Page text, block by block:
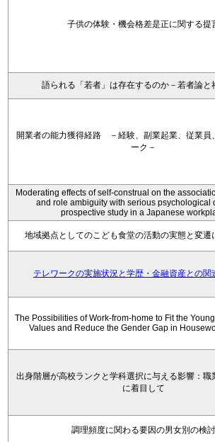
子供の体験・機会格差是正に関する提
語られる「若者」は存在するのか－若者論と
開業者の能力獲得経路 －経験、副業起業、従業員
ーク－
Moderating effects of self-construal on the
and role ambiguity with serious psychological
prospective study in a Japanese
地域拠点としてのこども食堂の活動の実態と変遷
テレワークの実施状況と学歴・金融資産との関
The Possibilities of Work-from-home to Fit the
Values and Reduce the Gender Gap in
出身階層が高校ランクと学科選択に与える影響：職
に着目して
調理頻度に関わる要因の男女別の検討